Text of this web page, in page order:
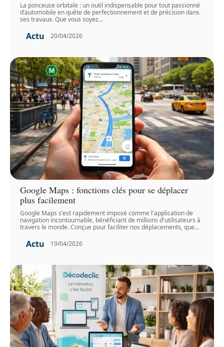
La ponceuse orbitale : un outil indispensable pour tout passionné
d’automobile en quête de perfectionnement et de précision dans
ses travaux. Que vous soyez…
Actu 20/04/2026
Google Maps : fonctions clés pour se déplacer
plus facilement
Google Maps s'est rapidement imposé comme l'application de
navigation incontournable, bénéficiant de millions d'utilisateurs à
travers le monde. Conçue pour faciliter nos déplacements, que…
Actu 19/04/2026